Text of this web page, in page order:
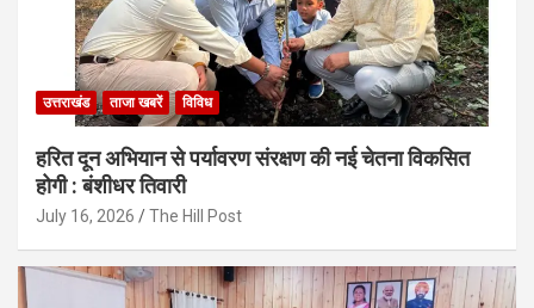
उत्तराखंड ताजा खबरें विविध
हरित दून अभियान से पर्यावरण संरक्षण की नई चेतना विकसित
होगी : बंशीधर तिवारी
July 16, 2026 The Hill Post